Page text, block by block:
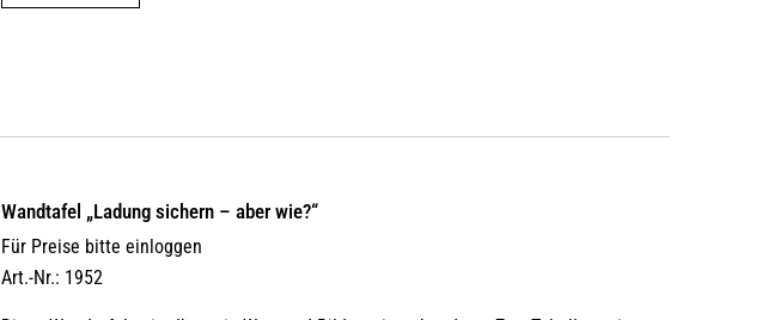
Wandtafel „Ladung sichern – aber wie?“
Für Preise bitte einloggen
Art.-Nr.: 1952